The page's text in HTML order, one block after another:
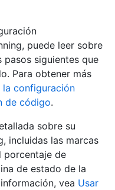
puede leer sobre
siguientes que
Para obtener más
la configuración
de código.
sobre su
incluidas las marcas
porcentaje de
de estado de la
vea Usar